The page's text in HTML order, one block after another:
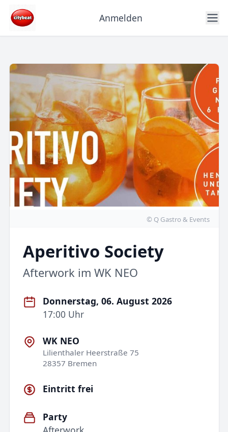
Anmelden
© Q Gastro & Events
Aperitivo Society
Afterwork im WK NEO
Donnerstag, 06. August 2026
17:00 Uhr
WK NEO
Lilienthaler Heerstraße 75
28357 Bremen
Eintritt frei
Party